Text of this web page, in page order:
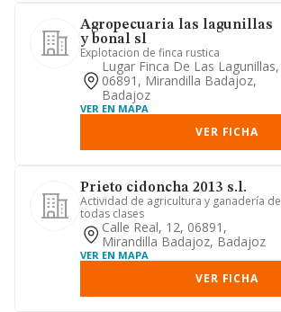
Agropecuaria las lagunillas
y bonal sl
Explotacion de finca rustica
Lugar Finca De Las Lagunillas,
06891, Mirandilla Badajoz,
Badajoz
VER EN MAPA
VER FICHA
Prieto cidoncha 2013 s.l.
Actividad de agricultura y ganadería de
todas clases
Calle Real, 12, 06891,
Mirandilla Badajoz, Badajoz
VER EN MAPA
VER FICHA